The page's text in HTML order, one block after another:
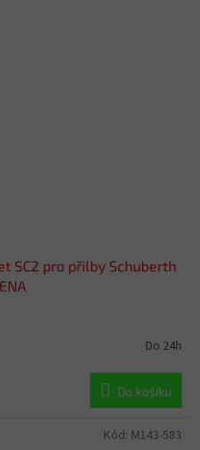
SC2 pro přilby Schuberth
Do 24h
Do košíku
Kód: M143-583